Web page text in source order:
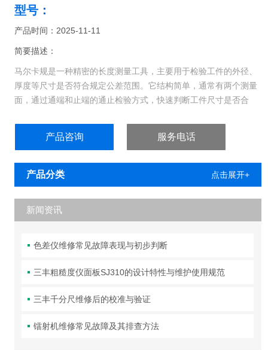
型号：
产品时间：2025-11-11
简要描述：
马尔卡规是一种精密的长度测量工具，主要用于检验工件的外径、
厚度等尺寸是否符合规定公差范围。它结构简单，通常有两个测量
面，通过通端和止端的通止检验方式，快速判断工件尺寸是否合
产品咨询 服务电话
产品分类 点击展开+
新闻资讯
色差仪维修常见故障表现与初步判断
三丰粗糙度仪面板SJ310的设计特性与维护使用规范
三丰千分尺维修后的校准与验证
镭射机维修常见故障及其排查方法